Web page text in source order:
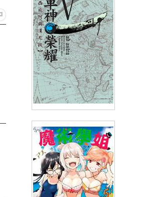
軍神榮耀 ─西庇阿與漢尼拔
─(05)
NT$130 90折 NT$117 (USD3.88)